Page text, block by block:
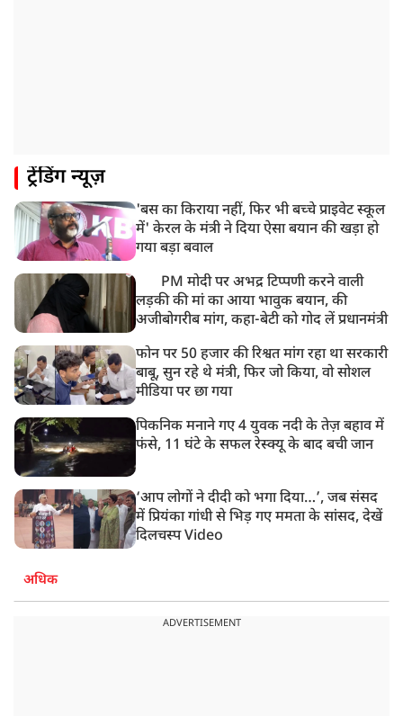
ट्रेंडिंग न्यूज़
'बस का किराया नहीं, फिर भी बच्चे प्राइवेट स्कूल
में' केरल के मंत्री ने दिया ऐसा बयान की खड़ा हो
गया बड़ा बवाल
PM मोदी पर अभद्र टिप्पणी करने वाली
लड़की की मां का आया भावुक बयान, की
अजीबोगरीब मांग, कहा-बेटी को गोद लें प्रधानमंत्री
फोन पर 50 हजार की रिश्वत मांग रहा था सरकारी
बाबू, सुन रहे थे मंत्री, फिर जो किया, वो सोशल
मीडिया पर छा गया
पिकनिक मनाने गए 4 युवक नदी के तेज़ बहाव में
फंसे, 11 घंटे के सफल रेस्क्यू के बाद बची जान
‘आप लोगों ने दीदी को भगा दिया…’, जब संसद
में प्रियंका गांधी से भिड़ गए ममता के सांसद, देखें
दिलचस्प Video
अधिक
ADVERTISEMENT